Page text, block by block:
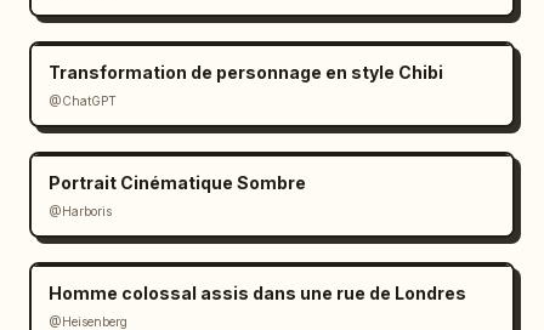
Transformation de personnage en style Chibi
@ChatGPT
Portrait Cinématique Sombre
@Harboris
Homme colossal assis dans une rue de Londres
@Heisenberg